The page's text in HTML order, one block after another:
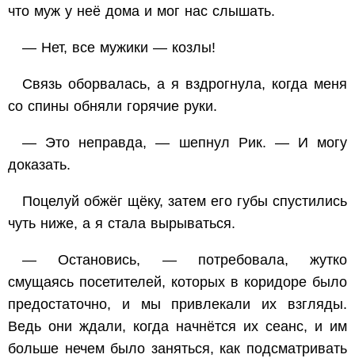
что муж у неё дома и мог нас слышать.
— Нет, все мужики — козлы!
Связь оборвалась, а я вздрогнула, когда меня
со спины обняли горячие руки.
— Это неправда, — шепнул Рик. — И могу
доказать.
Поцелуй обжёг щёку, затем его губы спустились
чуть ниже, а я стала вырываться.
— Остановись, — потребовала, жутко
смущаясь посетителей, которых в коридоре было
предостаточно, и мы привлекали их взгляды.
Ведь они ждали, когда начнётся их сеанс, и им
больше нечем было заняться, как подсматривать